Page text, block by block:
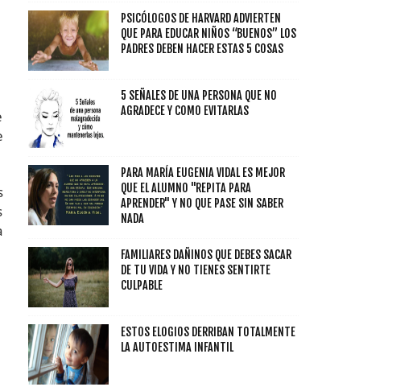
PSICÓLOGOS DE HARVARD ADVIERTEN
QUE PARA EDUCAR NIÑOS “BUENOS” LOS
PADRES DEBEN HACER ESTAS 5 COSAS
5 SEÑALES DE UNA PERSONA QUE NO
AGRADECE Y COMO EVITARLAS
PARA MARÍA EUGENIA VIDAL ES MEJOR
QUE EL ALUMNO "REPITA PARA
APRENDER" Y NO QUE PASE SIN SABER
NADA
FAMILIARES DAÑINOS QUE DEBES SACAR
DE TU VIDA Y NO TIENES SENTIRTE
CULPABLE
ESTOS ELOGIOS DERRIBAN TOTALMENTE
LA AUTOESTIMA INFANTIL